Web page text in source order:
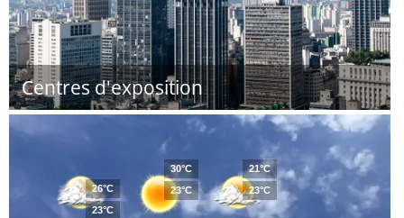
Centres d'exposition
26°C
23°C
30°C
23°C
21°C
23°C